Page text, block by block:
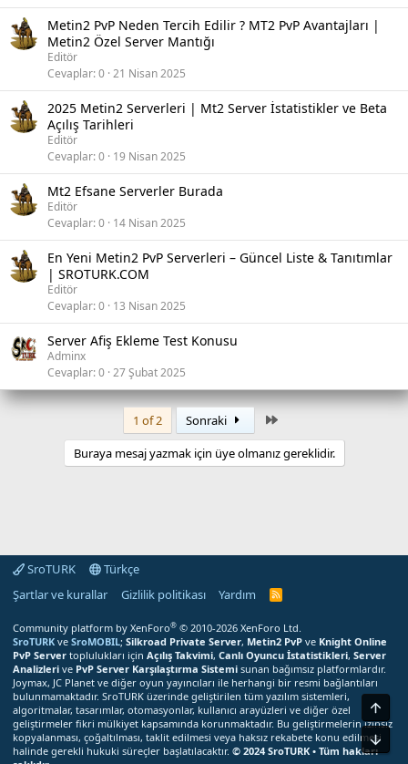
Metin2 PvP Neden Tercih Edilir ? MT2 PvP Avantajları |
Metin2 Özel Server Mantığı
Editör
Cevaplar 0 21 Nisan 2025
2025 Metin2 Serverleri | Mt2 Server İstatistikler ve Beta
Açılış Tarihleri
Editör
Cevaplar 0 19 Nisan 2025
Mt2 Efsane Serverler Burada
Editör
Cevaplar 0 14 Nisan 2025
En Yeni Metin2 PvP Serverleri – Güncel Liste & Tanıtımlar
| SROTURK.COM
Editör
Cevaplar 0 13 Nisan 2025
Server Afiş Ekleme Test Konusu
Adminx
Cevaplar 0 27 Şubat 2025
1 of 2 Sonraki
Buraya mesaj yazmak için üye olmanız gereklidir.
SroTURK
Türkçe
Şartlar ve kurallar
Gizlilik politikası Yardım
S
T
U
R
K
R
S
S
M
e
r
Community platform by XenForo® © 2010-2026 XenForo Ltd.
SroTURK ve SroMOBIL; Silkroad Private Server, Metin2 PvP ve Knight Online
PvP Server toplulukları için Açılış Takvimi, Canlı Oyuncu İstatistikleri, Server
Analizleri ve PvP Server Karşılaştırma Sistemi sunan bağımsız platformlardır.
Joymax, JC Planet ve diğer oyun yayıncıları ile herhangi bir resmi bağlantıları
bulunmamaktadır. SroTURK üzerinde geliştirilen tüm yazılım sistemleri,
algoritmalar, tasarımlar, otomasyonlar, kullanıcı arayüzleri ve diğer özel
geliştirmeler fikri mülkiyet kapsamında korunmaktadır. Bu geliştirmelerin izinsiz
kopyalanması, çoğaltılması, taklit edilmesi veya haksız rekabete konu edilmesi
halinde gerekli hukuki süreçler başlatılacaktır. © 2024 SroTURK • Tüm hakları